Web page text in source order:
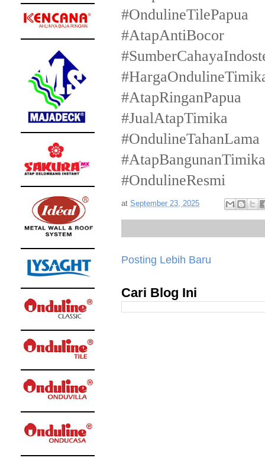
#OndulineTilePapua
#AtapAntiBocor
#AtapRinganPapua
#JualAtapTimika
#OndulineTahanLama
#AtapBangunanTimika
#OndulineResmi
at September 23, 2025
Posting Lebih Baru
Cari Blog Ini